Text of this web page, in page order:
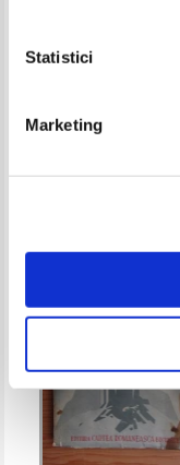
Statistici
Marketing
Cristian Munteanu -
secerisului (2 volume)